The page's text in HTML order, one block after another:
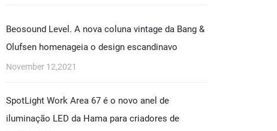
Beosound Level. A nova coluna vintage da Bang &
Olufsen homenageia o design escandinavo
November 12,2021
SpotLight Work Area 67 é o novo anel de
iluminação LED da Hama para criadores de